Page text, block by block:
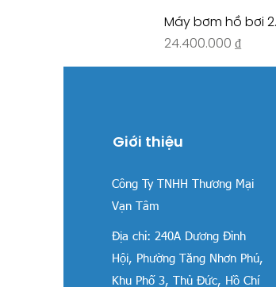
Máy bơm hồ bơi
Giá
24.400.000 ₫
Giới thiệu
Công Ty TNHH Thương Mại
Vạn Tâm
Địa chỉ:240A Dương Đình
Hội, Phường Tăng Nhơn Phú,
Khu Phố 3, Thủ Đức, Hồ Chí